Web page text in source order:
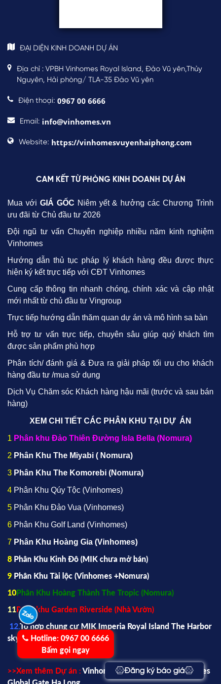
Hotline: 0967 00 6666
Bấm gọi ngay
Đăng ký báo giá
ĐẠI DIỆN KINH DOANH DỰ ÁN
Địa chỉ : VPBH Vinhomes Royal Island, Đảo Vũ yên,Thủy
Nguyên, Hải phòng/ TLA-35 Đảo Vũ yên
Điện thoại: 0967 00 6666
Email: info@vinhomes.vn
Website: https://vinhomesvuyenhaiphong.com
CAM KẾT TỪ PHÒNG KINH DOANH DỰ ÁN
Mua với GIÁ GỐC Niêm yết & hưởng các Chương Trình
ưu đãi từ Chủ đầu tư 2026
Đội ngũ tư vấn Chuyên nghiệp nhiều năm kinh nghiệm
Vinhomes
Hướng dẫn thủ tục pháp lý khách hàng đều được thực
hiện ký kết trực tiếp với CĐT Vinhomes
Cung cấp thông tin nhanh chóng, chính xác và cập nhật
mới nhất từ chủ đầu tư Vingroup
Trực tiếp hướng dẫn thăm quan dự án và mô hình sa bàn
Hỗ trợ tư vấn trực tiếp, chuyên sâu giúp quý khách tìm
được sản phẩm phù hợp
Phân tích/ đánh giá & Đưa ra giải pháp tối ưu cho khách
hàng đầu tư /mua sử dụng
Dịch Vụ Chăm sóc Khách hàng hậu mãi (trước và sau bán
hàng)
XEM CHI TIẾT CÁC PHÂN KHU TẠI DỰ ÁN
1 Phân khu Đảo Thiên Đường Isla Bella (Nomura)
2 Phân Khu The Miyabi ( Nomura)
3 Phân Khu The Komorebi (Nomura)
4 Phân Khu Qúy Tộc (Vinhomes)
5 Phân Khu Đảo Vua (Vinhomes)
6 Phân Khu Golf Land (Vinhomes)
7 Phân Khu Hoàng Gia (Vinhomes)
8 Phân Khu Kinh Đô (MIK chưa mở bán)
9 Phân Khu Tài lộc (Vinhomes +Nomura)
10Phân Khu Hoàng Thành The Tropic (Nomura)
11Phân khu Garden Riverside (Nhà Vườn)
12.Tổ hợp chung cư MIK Imperia Royal Island The Harbor
skyline
>>Xem thêm Dự án :Vinhomes Hạ Long Xanh |Vinhomes
Global Gate Ha Long